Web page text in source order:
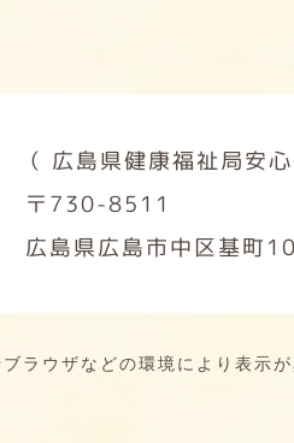
（ 広島県健康福祉局安
〒730-8511
広島県広島市中区基町
ラウザなどの環境により表示が